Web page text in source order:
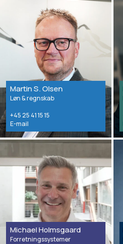
Martin S. Olsen
Løn & regnskab
+45 25 41 15 15
E-mail
Michael Holmsgaard
Forretningssystemer